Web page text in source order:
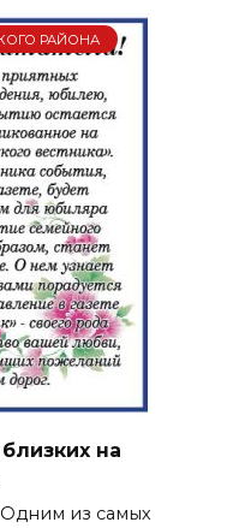
РАЙОНА
на
из самых